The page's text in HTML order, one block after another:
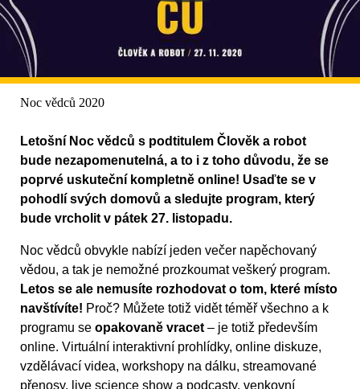
Noc vědců 2020
Letošní Noc vědců s podtitulem Člověk a robot
bude nezapomenutelná, a to i z toho důvodu, že se
poprvé uskuteční kompletně online! Usaďte se v
pohodlí svých domovů a sledujte program, který
bude vrcholit v pátek 27. listopadu.
Noc vědců obvykle nabízí jeden večer napěchovaný
vědou, a tak je nemožné prozkoumat veškerý program.
Letos se ale nemusíte rozhodovat o tom, které místo
navštívíte! Proč? Můžete totiž vidět téměř všechno a k
programu se opakovaně vracet – je totiž především
online. Virtuální interaktivní prohlídky, online diskuze,
vzdělávací videa, workshopy na dálku, streamované
přenosy, live science show a podcasty, venkovní